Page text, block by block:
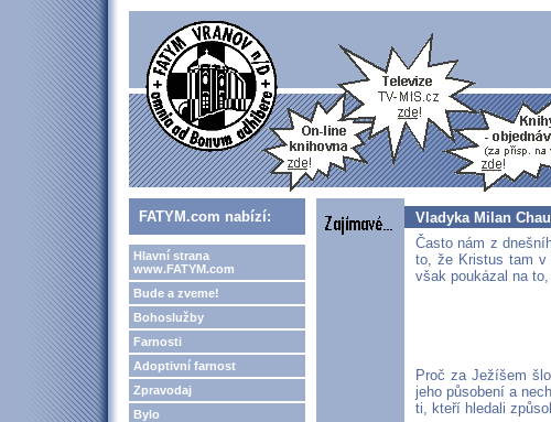
FATYM.com nabízí:
Hlavní strana
www.FATYM.com
Bude a zveme!
Bohoslužby
Farnosti
Adoptivní farnost
Zpravodaj
Bylo
Vladyka Milan
Často nám z
to, že Kristus tam v
však poukázal na
Proč za Ježíšem
jeho působení a
ti, kteří hledali